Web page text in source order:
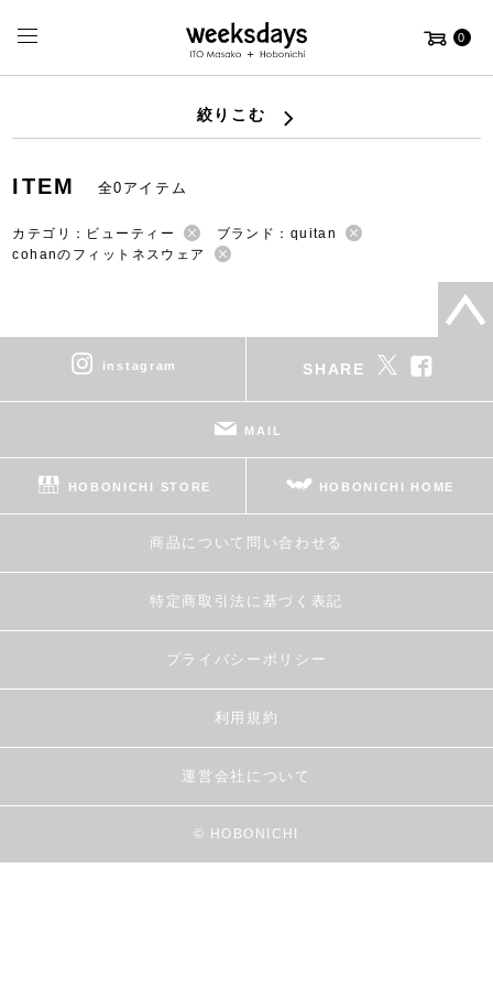
0
絞りこむ
ITEM 全0アイテム
カテゴリ：ビューティー
ブランド：quitan
cohanのフィットネスウェア
instagram SHARE
MAIL
HOBONICHI STORE HOBONICHI HOME
商品について問い合わせる
特定商取引法に基づく表記
プライバシーポリシー
利用規約
運営会社について
© HOBONICHI